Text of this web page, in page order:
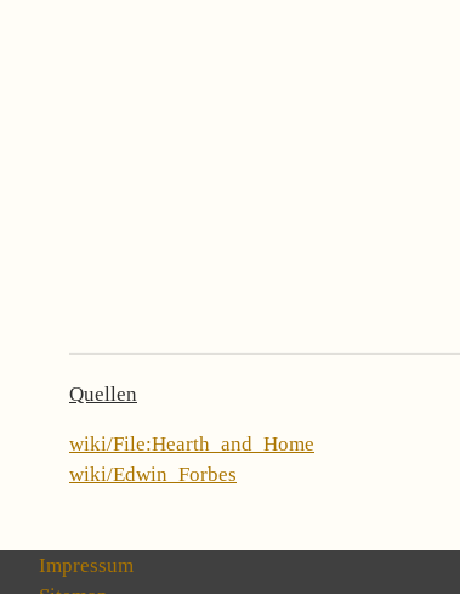
Quellen
wiki/File:Hearth_and_Home
wiki/Edwin_Forbes
Impressum